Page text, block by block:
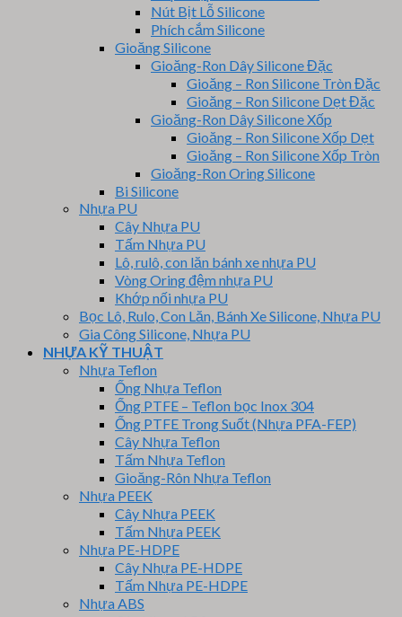
Nút Bịt Lỗ Silicone
Phích cắm Silicone
Gioăng Silicone
Gioăng-Ron Dây Silicone Đặc
Gioăng – Ron Silicone Tròn Đặc
Gioăng – Ron Silicone Dẹt Đặc
Gioăng-Ron Dây Silicone Xốp
Gioăng – Ron Silicone Xốp Dẹt
Gioăng – Ron Silicone Xốp Tròn
Gioăng-Ron Oring Silicone
Bi Silicone
Nhựa PU
Cây Nhựa PU
Tấm Nhựa PU
Lô, rulô, con lăn bánh xe nhựa PU
Vòng Oring đệm nhựa PU
Khớp nối nhựa PU
Bọc Lô, Rulo, Con Lăn, Bánh Xe Silicone, Nhựa PU
Gia Công Silicone, Nhựa PU
NHỰA KỸ THUẬT
Nhựa Teflon
Ống Nhựa Teflon
Ống PTFE – Teflon bọc Inox 304
Ống PTFE Trong Suốt (Nhựa PFA-FEP)
Cây Nhựa Teflon
Tấm Nhựa Teflon
Gioăng-Rôn Nhựa Teflon
Nhựa PEEK
Cây Nhựa PEEK
Tấm Nhựa PEEK
Nhựa PE-HDPE
Cây Nhựa PE-HDPE
Tấm Nhựa PE-HDPE
Nhựa ABS